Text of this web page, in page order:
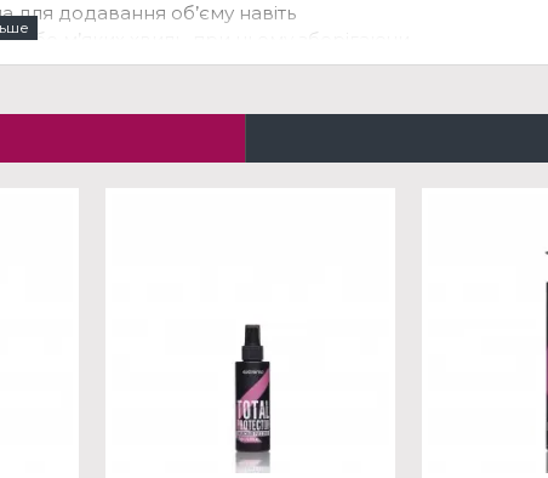
для додавання об’єму навіть
або м’яких хвиль, при цьому зберігаючи
Ця ніжна, але рішуча формула